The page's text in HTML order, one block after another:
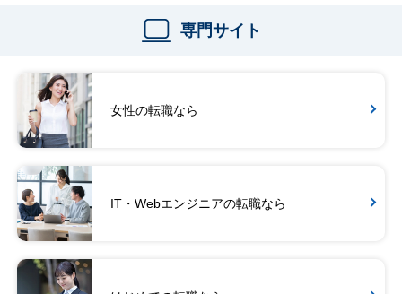
専門サイト
女性の転職なら
IT・Webエンジニアの転職なら